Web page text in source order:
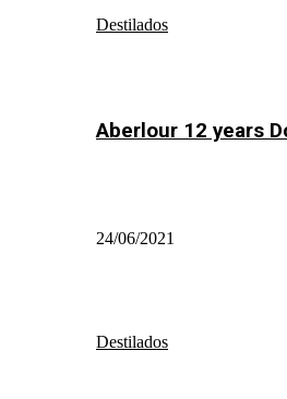
Destilados
Aberlour 12 years
24/06/2021
Destilados